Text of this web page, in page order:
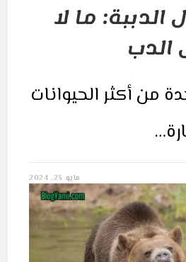
ما لا
الدب
من أكثر الحيوانات
مايو 23, 2024